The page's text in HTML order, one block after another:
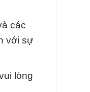
các
với sự
lòng